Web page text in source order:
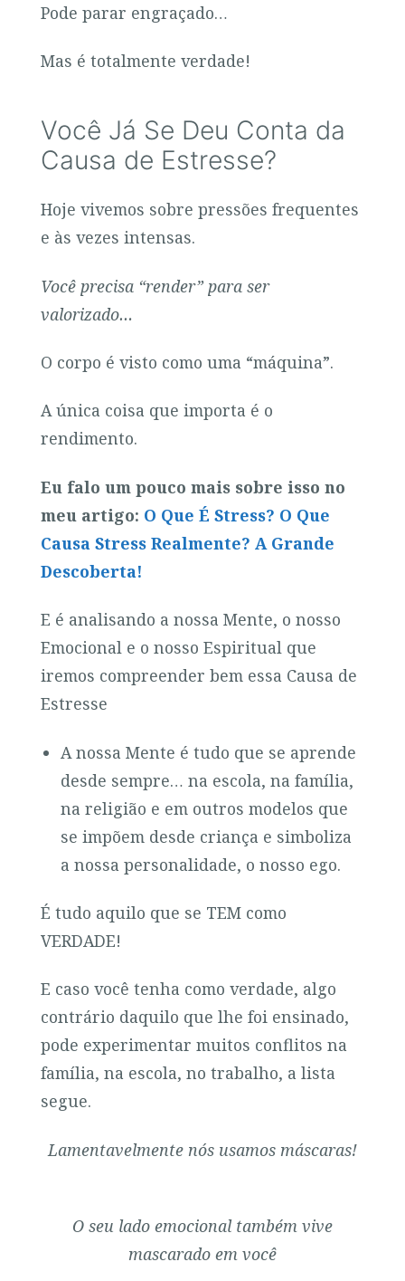
Pode parar engraçado…
Mas é totalmente verdade!
Você Já Se Deu Conta da
Causa de Estresse?
Hoje vivemos sobre pressões frequentes
e às vezes intensas.
Você precisa “render” para ser
valorizado…
O corpo é visto como uma “máquina”.
A única coisa que importa é o
rendimento.
Eu falo um pouco mais sobre isso no
meu artigo: O Que É Stress? O Que
Causa Stress Realmente? A Grande
Descoberta!
E é analisando a nossa Mente, o nosso
Emocional e o nosso Espiritual que
iremos compreender bem essa Causa de
Estresse
A nossa Mente é tudo que se aprende
desde sempre… na escola, na família,
na religião e em outros modelos que
se impõem desde criança e simboliza
a nossa personalidade, o nosso ego.
É tudo aquilo que se TEM como
VERDADE!
E caso você tenha como verdade, algo
contrário daquilo que lhe foi ensinado,
pode experimentar muitos conflitos na
família, na escola, no trabalho, a lista
segue.
Lamentavelmente nós usamos máscaras!
O seu lado emocional também vive
mascarado em você